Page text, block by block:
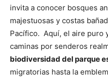
invita a conocer bosques
majestuosas y costas
Pacífico. Aquí, el aire puro
caminas por senderos
biodiversidad del parque
migratorias hasta la